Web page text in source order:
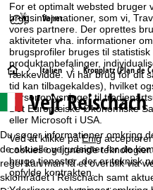
For et optimalt websted bruger
brugsinformationer, som vi,
vores partnere. Der oprettes
aktiviteter vha. informationer
brugsprofiler bruges til
produktanbefalinger,
rækkevidde. Vi har brug for dit
tid kan tilbagekaldes), hvilket
personoplysninger til
Det Europæiske Økonomiske
eller Microsoft i USA.
Ved at klikke påEnig
cookies og lignende
bruge tjenester, der er teknisk
opfylde kontrakten.
Vejret
S
t
a
r
t
Italien Kronplatz (Plan de
Vejr Reischach
Du søger informationer omkring
de aktuelle vejrudsigter for de
regel kan man få et overblik via
skiområdet i Reischach samt